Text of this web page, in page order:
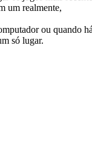
um realmente,
ou quando
só lugar.